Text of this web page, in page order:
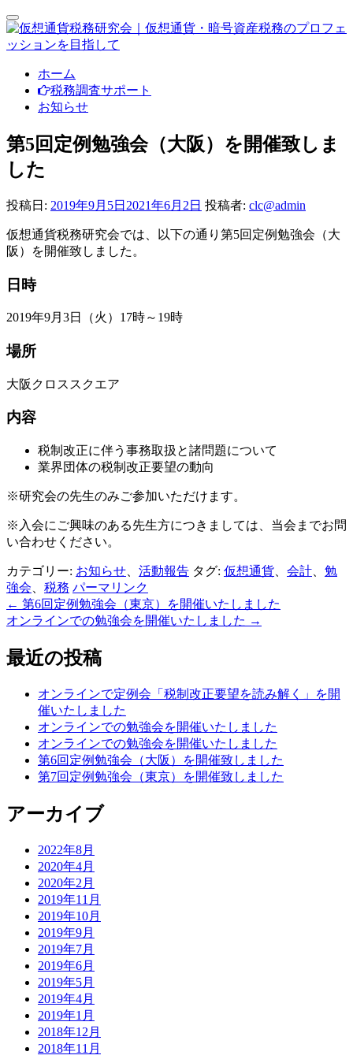
ナ
ビ
ゲ
り
替
え
ツ
へ
ス
ッ
ホーム
税務調査サポート
お知らせ
第5回定例勉強会（大阪）を開催致しま
した
投稿日: 2019年9月5日 2021年6月2日 投稿者: clc@admin
仮想通貨税務研究会では、以下の通り第5回定例勉強会（大
阪）を開催致しました。
日時
2019年9月3日（火）17時～19時
場所
大阪クロススクエア
内容
税制改正に伴う事務取扱と諸問題について
業界団体の税制改正要望の動向
※研究会の先生のみご参加いただけます。
※入会にご興味のある先生方につきましては、当会までお問
い合わせください。
カテゴリー: お知らせ 活動報告 タグ: 仮想通貨 会計
勉
強会
税務 パーマリンク
投
ナ
ン
← 第6回定例勉強会（東京）を開催いたしました
オンラインでの勉強会を開催いたしました →
最近の投稿
オンラインで定例会「税制改正要望を読み解く」を開
催いたしました
オンラインでの勉強会を開催いたしました
オンラインでの勉強会を開催いたしました
第6回定例勉強会（大阪）を開催致しました
第7回定例勉強会（東京）を開催致しました
アーカイブ
2022年8月
2020年4月
2020年2月
2019年11月
2019年10月
2019年9月
2019年7月
2019年6月
2019年5月
2019年4月
2019年1月
2018年12月
2018年11月